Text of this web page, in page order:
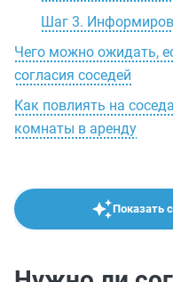
Шаг 3.
Чего можно ожидать,
согласия соседей
Как повлиять на
комнаты в аренду
Показать